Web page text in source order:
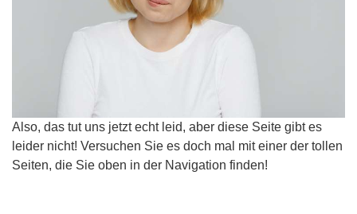
Also, das tut uns jetzt echt leid, aber diese Seite gibt es
leider nicht! Versuchen Sie es doch mal mit einer der tollen
Seiten, die Sie oben in der Navigation finden!